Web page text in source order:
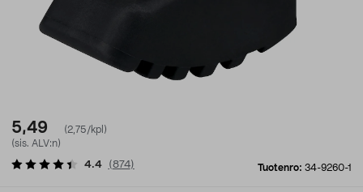
5,49
(2,75/kpl)
(sis. ALV:n)
Tuotenro: 34-9260-1
4.4 (874)